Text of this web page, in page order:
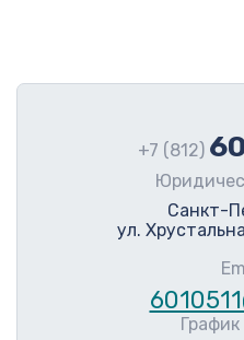
+7 (812)
Санкт-
ул.